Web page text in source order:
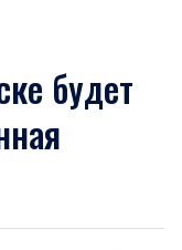
будет